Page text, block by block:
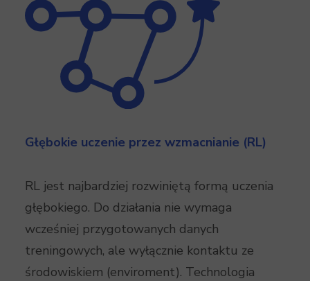
Głębokie uczenie przez wzmacnianie (RL)
RL jest najbardziej rozwiniętą formą uczenia
głębokiego. Do działania nie wymaga
wcześniej przygotowanych danych
treningowych, ale wyłącznie kontaktu ze
środowiskiem (enviroment). Technologia